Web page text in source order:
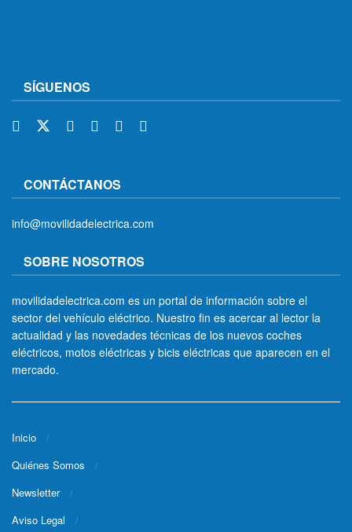
SÍGUENOS
CONTÁCTANOS
info@movilidadelectrica.com
SOBRE NOSOTROS
movilidadelectrica.com es un portal de información sobre el
sector del vehículo eléctrico. Nuestro fin es acercar al lector la
actualidad y las novedades técnicas de los nuevos coches
eléctricos, motos eléctricas y bicis eléctricas que aparecen en el
mercado.
Inicio
Quiénes Somos
Newsletter
Aviso Legal